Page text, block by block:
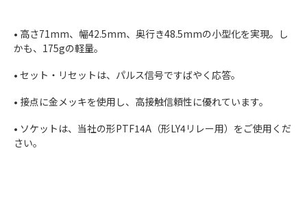
• 高さ71mm、幅42.5mm、奥行き48.5mmの小型化を実現。し
かも、175gの軽量。
• セット・リセットは、パルス信号ですばやく応答。
• 接点に金メッキを使用し、高接触信頼性に優れています。
• ソケットは、当社の形PTF14A（形LY4リレー用）をご使用くだ
さい。